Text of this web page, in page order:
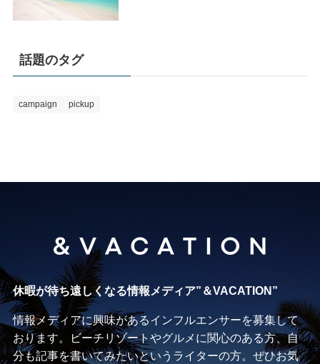
話題のタグ
campaign pickup
休暇が待ち遠しくなる情報メディア”＆VACATION”
情報メディアに興味があるインフルエンサーを募集して
おります。ビーチリゾートやグルメに関心のある方、自
分も記事を書いてみたいというライターの方。ぜひお気